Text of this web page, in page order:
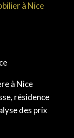
à Nice
à Nice
résidence
des prix